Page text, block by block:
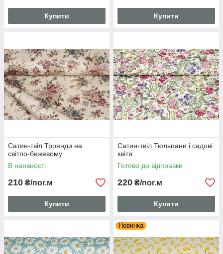
Купити Купити
Сатин-твіл Троянди на
світло-бежевому
В наявності
210 ₴/пог.м
Купити
Сатин-твіл Тюльпани і садові
квіти
Готово до відправки
220 ₴/пог.м
Купити
Новинка